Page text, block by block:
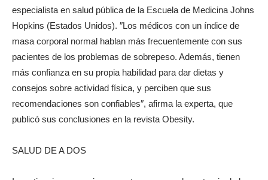
especialista en salud pública de la Escuela de Medicina Johns
Hopkins (Estados Unidos). ″Los médicos con un índice de
masa corporal normal hablan más frecuentemente con sus
pacientes de los problemas de sobrepeso. Además, tienen
más confianza en su propia habilidad para dar dietas y
consejos sobre actividad física, y perciben que sus
recomendaciones son confiables″, afirma la experta, que
publicó sus conclusiones en la revista Obesity.
SALUD DE A DOS